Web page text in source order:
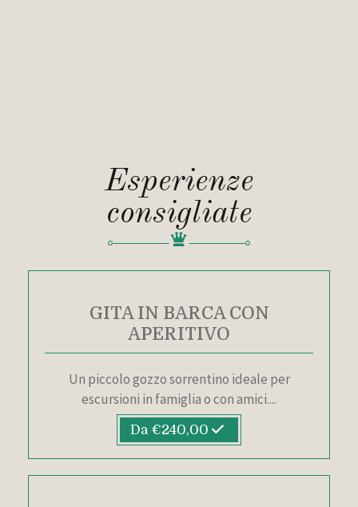
Esperienze
consigliate
GITA IN BARCA CON
APERITIVO
Un piccolo gozzo sorrentino ideale per
escursioni in famiglia o con amici....
Da €240,00